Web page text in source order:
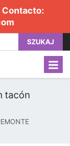
Contacto:
SZUKAJ
tacón